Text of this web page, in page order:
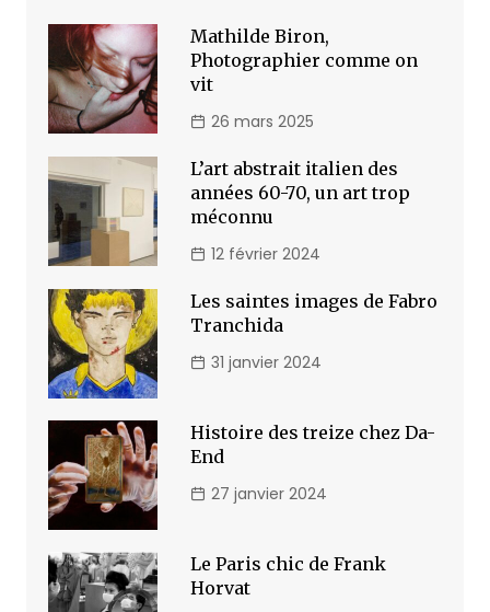
Mathilde Biron,
Photographier comme on
vit
26 mars 2025
L’art abstrait italien des
années 60-70, un art trop
méconnu
12 février 2024
Les saintes images de Fabro
Tranchida
31 janvier 2024
Histoire des treize chez Da-
End
27 janvier 2024
Le Paris chic de Frank
Horvat